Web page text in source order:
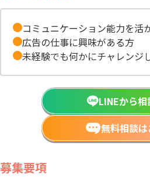
コミュニケーション能力を活
広告の仕事に興味がある方
未経験でも何かにチャレンジ
LINEから相
無料相談は
募集要項